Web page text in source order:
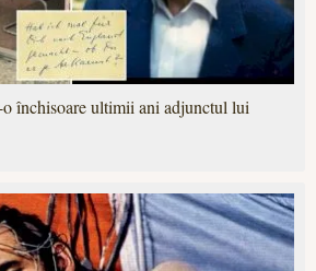
închisoare ultimii ani adjunctul lui